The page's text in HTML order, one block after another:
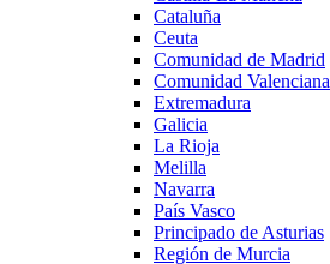
Cataluña
Ceuta
Comunidad de Madrid
Comunidad Valenciana
Extremadura
Galicia
La Rioja
Melilla
Navarra
País Vasco
Principado de Asturias
Región de Murcia